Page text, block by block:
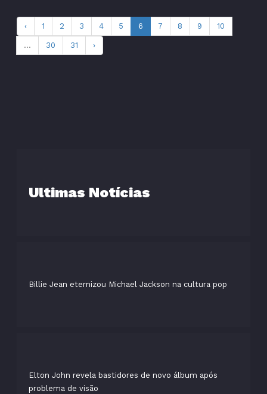
‹ 1 2 3 4 5 6 7 8 9 10
... 30 31 ›
Ultimas Notícias
Billie Jean eternizou Michael Jackson na cultura pop
Elton John revela bastidores de novo álbum após
problema de visão